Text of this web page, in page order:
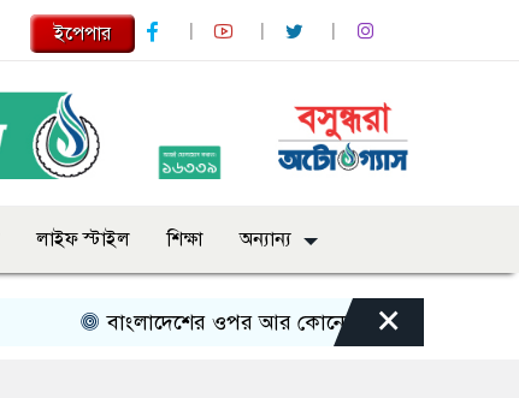
ইপেপার
লাইফ স্টাইল শিক্ষা অন্যান্য
বাংলাদেশের ওপর আর কোনো তাবেদারি চলবে না- ভূমি
×